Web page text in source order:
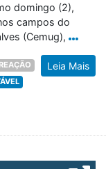
domingo (2),
campos do
(Cemug),
Leia Mais